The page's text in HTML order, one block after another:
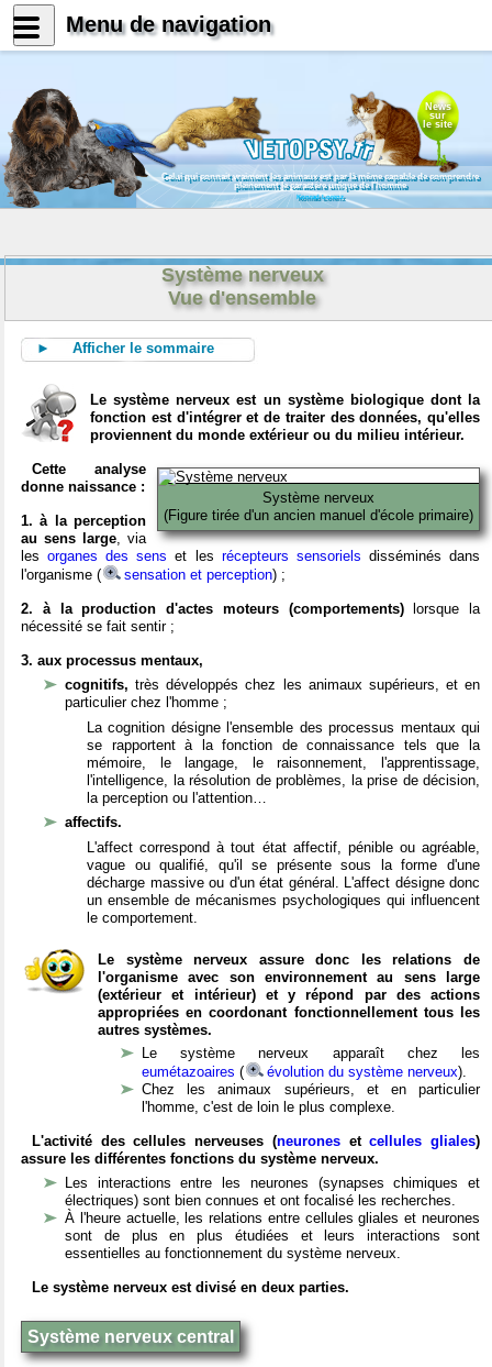
News
sur
le site
Celui qui connait vraiment les animaux est par là même capable de comprendre
pleinement le caractère unique de l'homme
Konrad Lorenz
Système nerveux
Vue d'ensemble
► Afficher le sommaire
Le système nerveux est un système biologique dont la
fonction est d'intégrer et de traiter des données, qu'elles
proviennent du monde extérieur ou du milieu intérieur.
Système nerveux
(Figure tirée d'un ancien manuel d'école primaire)
Cette analyse
donne naissance :
1. à la perception
au sens large, via
lesorganes des sens et les récepteurs sensoriels disséminés dans
l'organisme (
sensation et perception) ;
2. à la production d'actes moteurs (comportements)lorsque la
nécessité se fait sentir ;
3. aux processus mentaux,
cognitifs,très développés chez les animaux supérieurs, et en
particulier chez l'homme ;
La cognition désigne l'ensemble des processus mentaux qui
se rapportent à la fonction de connaissance tels que la
mémoire, le langage, le raisonnement, l'apprentissage,
l'intelligence, la résolution de problèmes, la prise de décision,
la perception ou l'attention…
affectifs.
L'affect correspond à tout état affectif, pénible ou agréable,
vague ou qualifié, qu'il se présente sous la forme d'une
décharge massive ou d'un état général. L'affect désigne donc
un ensemble de mécanismes psychologiques qui influencent
le comportement.
Le système nerveux assure donc les relations de
l'organisme avec son environnement au sens large
(extérieur et intérieur) et y répond par des actions
appropriées en coordonant fonctionnellement tous les
autres systèmes.
Le système nerveux apparaît chez les
eumétazoaires ( évolution du système nerveux).
Chez les animaux supérieurs, et en particulier
l'homme, c'est de loin le plus complexe.
L'activité des cellules nerveuses (neuronesetcellules gliales)
assure les différentes fonctions du système nerveux.
Les interactions entre les neurones (synapses chimiques et
électriques) sont bien connues et ont focalisé les recherches.
À l'heure actuelle, les relations entre cellules gliales et neurones
sont de plus en plus étudiées et leurs interactions sont
essentielles au fonctionnement du système nerveux.
Le système nerveux est divisé en deux parties.
Système nerveux central
Menu de navigation